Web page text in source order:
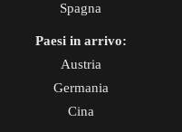
Spagna
Paesi in arrivo:
Austria
Germania
Cina